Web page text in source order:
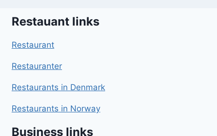
Restauant links
Restaurant
Restauranter
Restaurants in Denmark
Restaurants in Norway
Business links